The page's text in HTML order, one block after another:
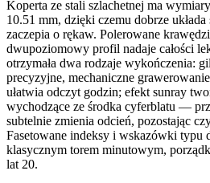
Koperta ze stali szlachetnej ma wymiary
10.51 mm, dzięki czemu dobrze
zaczepia o rękaw. Polerowane
dwupoziomowy profil nadaje całości
otrzymała dwa rodzaje wykończenia:
precyzyjne, mechaniczne
ułatwia odczyt godzin; efekt sunray
wychodzące ze środka cyferblatu —
subtelnie zmienia odcień, pozostając
Fasetowane indeksy i wskazówki typu
klasycznym torem minutowym,
lat 20.